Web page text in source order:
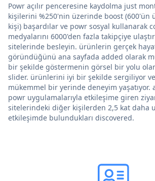
Powr açılır penceresine kaydolma just
kişilerini %250'nin üzerinde boost (600'ün
kişi) başardılar ve powr sosyal kullanarak
medyalarını 6000'den fazla takipçiye
sitelerinde besleyin. ürünlerin gerçek
göründüğünü ana sayfada added olarak
bir şekilde göstermenin görsel bir yolu
slider. ürünlerini iyi bir şekilde sergiliyor
mükemmel bir yerinde deneyim yaşatıyor.
powr uygulamalarıyla etkileşime giren
sitelerindeki diğer kişilerden 2,5 kat daha
etkileşimde bulundukları discovered.